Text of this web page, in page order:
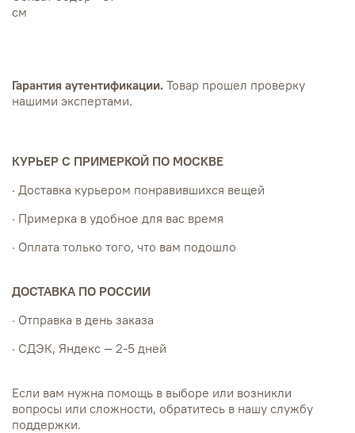
см
Гарантия аутентификации. Товар прошел проверку
нашими экспертами.
КУРЬЕР С ПРИМЕРКОЙ ПО МОСКВЕ
· Доставка курьером понравившихся вещей
· Примерка в удобное для вас время
· Оплата только того, что вам подошло
ДОСТАВКА ПО РОССИИ
· Отправка в день заказа
· СДЭК, Яндекс — 2-5 дней
Если вам нужна помощь в выборе или возникли
вопросы или сложности, обратитесь в нашу службу
поддержки.